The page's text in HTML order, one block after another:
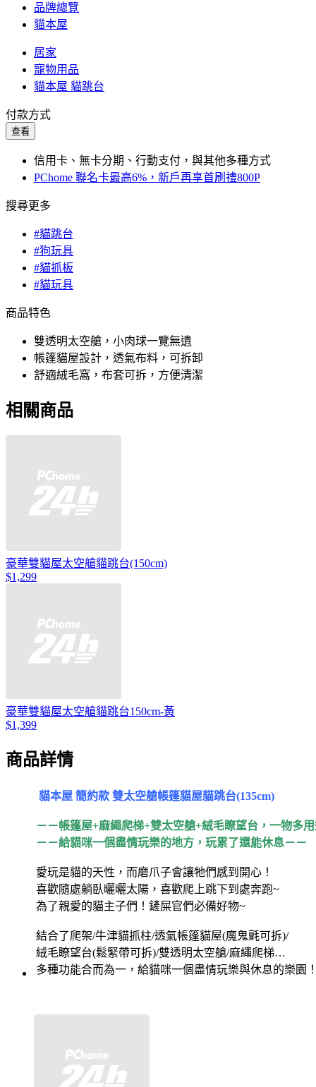
品牌總覽
貓本屋
居家
寵物用品
貓本屋 貓跳台
付款方式
查看
信用卡、無卡分期、行動支付，與其他多種方式
PChome 聯名卡最高6%，新戶再享首刷禮800P
搜尋更多
#貓跳台
#狗玩具
#貓抓板
#貓玩具
商品特色
雙透明太空艙，小肉球一覽無遺
帳篷貓屋設計，透氣布料，可拆卸
舒適絨毛窩，布套可拆，方便清潔
相關商品
豪華雙貓屋太空艙貓跳台(150cm)
$1,299
豪華雙貓屋太空艙貓跳台150cm-黃
$1,399
商品詳情
貓本屋 簡約款 雙太空艙帳篷貓屋貓跳台(135cm)
－－帳篷屋+麻繩爬梯+雙太空艙+絨毛瞭望台，一物多
－－給貓咪一個盡情玩樂的地方，玩累了還能休息－－
愛玩是貓的天性，而磨爪子會讓牠們感到開心！
喜歡隨處躺臥曬曬太陽，喜歡爬上跳下到處奔跑~
為了親愛的貓主子們！鏟屎官們必備好物~
結合了爬架/牛津貓抓柱/透氣帳篷貓屋(魔鬼氈可拆)/
絨毛瞭望台(鬆緊帶可拆)/雙透明太空艙/麻繩爬梯…
多種功能合而為一，給貓咪一個盡情玩樂與休息的樂園